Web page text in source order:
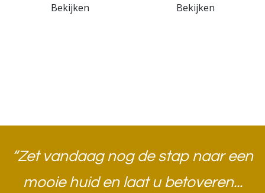
Bekijken
Bekijken
“Zet vandaag nog de stap naar een
mooie huid en laat u betoveren...